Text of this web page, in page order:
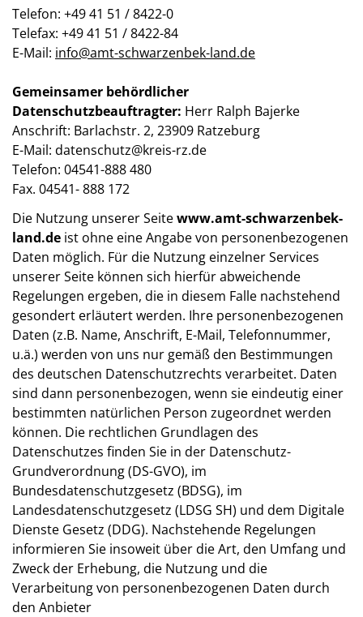
Telefon: +49 41 51 / 8422-0
Telefax: +49 41 51 / 8422-84
E-Mail: info@amt-schwarzenbek-land.de
Gemeinsamer behördlicher
Datenschutzbeauftragter: Herr Ralph Bajerke
Anschrift: Barlachstr. 2, 23909 Ratzeburg
E-Mail: datenschutz@kreis-rz.de
Telefon: 04541-888 480
Fax. 04541- 888 172
Die Nutzung unserer Seitewww.amt-schwarzenbek-
land.de ist ohne eine Angabe von personenbezogenen
Daten möglich. Für die Nutzung einzelner Services
unserer Seite können sich hierfür abweichende
Regelungen ergeben, die in diesem Falle nachstehend
gesondert erläutert werden. Ihre personenbezogenen
Daten (z.B. Name, Anschrift, E-Mail, Telefonnummer,
u.ä.) werden von uns nur gemäß den Bestimmungen
des deutschen Datenschutzrechts verarbeitet. Daten
sind dann personenbezogen, wenn sie eindeutig einer
bestimmten natürlichen Person zugeordnet werden
können. Die rechtlichen Grundlagen des
Datenschutzes finden Sie in der Datenschutz-
Grundverordnung (DS-GVO), im
Bundesdatenschutzgesetz (BDSG), im
Landesdatenschutzgesetz (LDSG SH) und dem Digitale
Dienste Gesetz (DDG). Nachstehende Regelungen
informieren Sie insoweit über die Art, den Umfang und
Zweck der Erhebung, die Nutzung und die
Verarbeitung von personenbezogenen Daten durch
den Anbieter